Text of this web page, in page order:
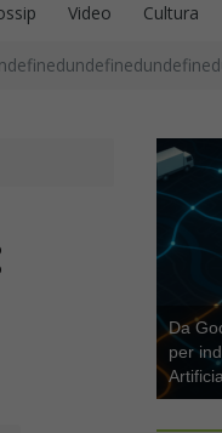
Video Cultura
Da
per